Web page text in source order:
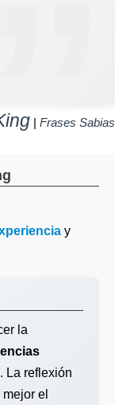
| Frases Sabias
y
la
La reflexión
el